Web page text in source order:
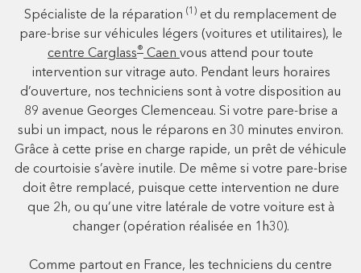
Spécialiste de la réparation (1) et du remplacement de
pare-brise sur véhicules légers (voitures et utilitaires), le
centre Carglass® Caen vous attend pour toute
intervention sur vitrage auto. Pendant leurs horaires
d’ouverture, nos techniciens sont à votre disposition au
89 avenue Georges Clemenceau. Si votre pare-brise a
subi un impact, nous le réparons en 30 minutes environ.
Grâce à cette prise en charge rapide, un prêt de véhicule
de courtoisie s’avère inutile. De même si votre pare-brise
doit être remplacé, puisque cette intervention ne dure
que 2h, ou qu’une vitre latérale de votre voiture est à
changer (opération réalisée en 1h30).
Comme partout en France, les techniciens du centre